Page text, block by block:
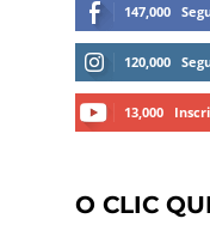
147,000
120,000
13,000
O CLIC